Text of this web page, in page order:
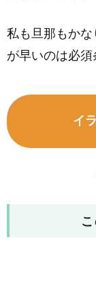
私も旦那もか
が早いのは必須
イ